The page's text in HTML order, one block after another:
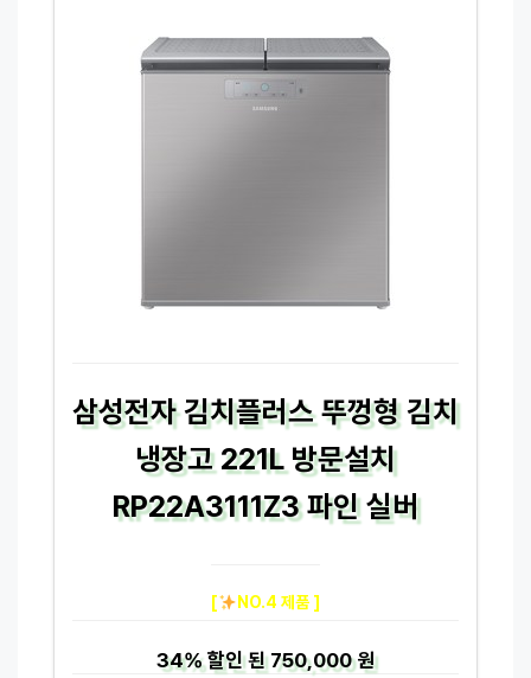
삼성전자 김치플러스 뚜껑형 김치
냉장고 221L 방문설치
RP22A3111Z3 파인 실버
[ NO.4 제품 ]
34%할인 된750,000 원